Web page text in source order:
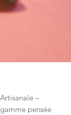
–
pensée